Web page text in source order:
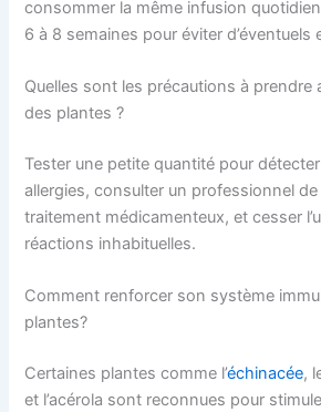
consommer la même infusion
6 à 8 semaines pour éviter
Quelles sont les précautions à prendre
des plantes ?
Tester une petite quantité pour détecter
allergies, consulter un professionnel
traitement médicamenteux, et cesser
réactions inhabituelles.
Comment renforcer son système
plantes?
Certaines plantes comme l’échinacée,
et l’acérola sont reconnues pour